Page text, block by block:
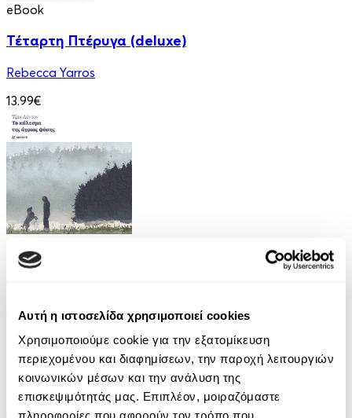
Αυτή η ιστοσελίδα χρησιμοποιεί cookies
Χρησιμοποιούμε cookie για την εξατομίκευση
περιεχομένου και διαφημίσεων, την παροχή λειτουργιών
κοινωνικών μέσων και την ανάλυση της
επισκεψιμότητάς μας. Επιπλέον, μοιραζόμαστε
πληροφορίες που αφορούν τον τρόπο που
eBook
Τέταρτη Πτέρυγα (deluxe)
Rebecca Yarros
13.99€
Jack London
7.90€